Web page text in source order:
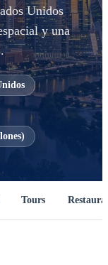
Unidos
y una
Tours